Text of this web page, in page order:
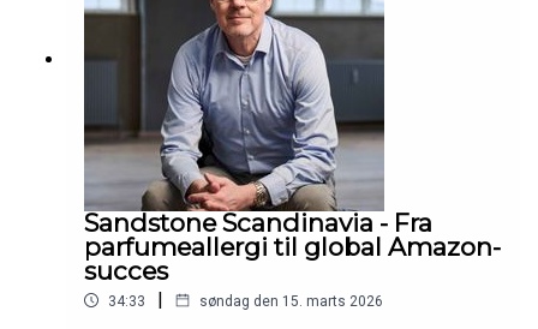
Sandstone Scandinavia - Fra
parfumeallergi til global Amazon-
succes
34:33 | søndag den 15. marts 2026